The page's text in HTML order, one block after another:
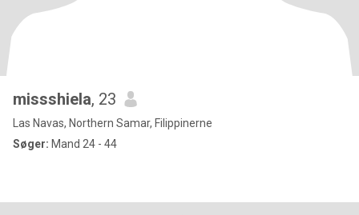
missshiela, 23
Las Navas, Northern Samar, Filippinerne
Søger: Mand 24 - 44